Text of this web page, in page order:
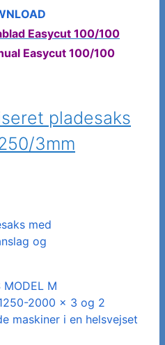
Easycut 100/100
Easycut 100/100
pladesaks
3mm
med
og
MODEL M
2000 x 3 og 2
maskiner i en helsvejset